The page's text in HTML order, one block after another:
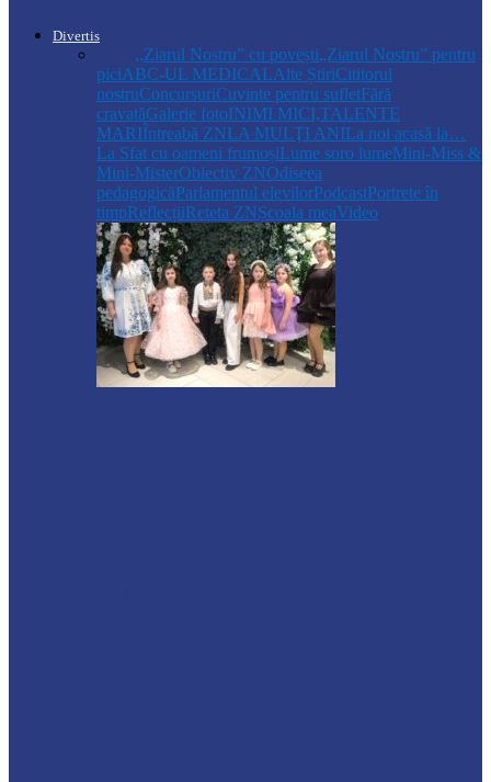
Divertis
,,Ziarul Nostru” cu povești„Ziarul Nostru” pentru
piciABC-UL MEDICALAlte ȘtiriCititorul
nostruConcursuriCuvinte pentru sufletFără
cravatăGalerie fotoINIMI MICI,TALENTE
MARIÎntreabă ZNLA MULŢI ANILa noi acasă la…
La Sfat cu oameni frumoșiLume soro lumeMini-Miss &
Mini-MisterObiectiv ZNOdiseea
pedagogicăParlamentul elevilorPodcastPortrete în
timpReflecțiiReteta ZNȘcoala meaVideo